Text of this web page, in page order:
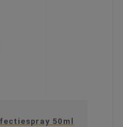
50ml